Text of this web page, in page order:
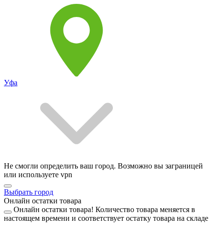
Уфа
Не смогли определить ваш город. Возможно вы заграницей
или используете vpn
Выбрать город
Онлайн остатки товара
Онлайн остатки товара! Количество товара меняется в
настоящем времени и соответствует остатку товара на складе